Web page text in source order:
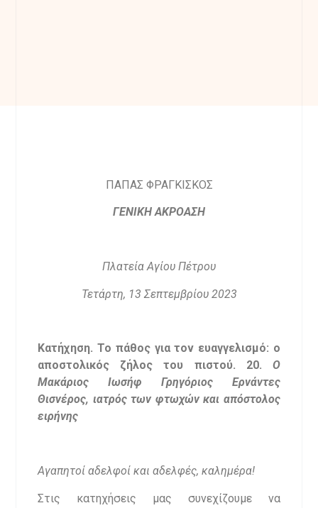
ΠΑΠΑΣ ΦΡΑΓΚΙΣΚΟΣ
ΓΕΝΙΚΗ ΑΚΡΟΑΣΗ
Πλατεία Αγίου Πέτρου
Τετάρτη, 13 Σεπτεμβρίου 2023
Κατήχηση. Το πάθος για τον ευαγγελισμό: ο
αποστολικός ζήλος του πιστού. 20. Ο
Μακάριος Ιωσήφ Γρηγόριος Ερνάντες
Θισνέρος, ιατρός των φτωχών και απόστολος
ειρήνης
Αγαπητοί αδελφοί και αδελφές, καλημέρα!
Στις κατηχήσεις μας συνεχίζουμε να